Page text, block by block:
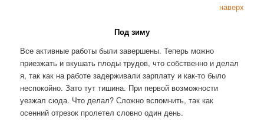
наверх
Под зиму
Все активные работы были завершены. Теперь можно
приезжать и вкушать плоды трудов, что собственно и делал
я, так как на работе задерживали зарплату и как-то было
неспокойно. Зато тут тишина. При первой возможности
уезжал сюда. Что делал? Сложно вспомнить, так как
осенний отрезок пролетел словно один день.